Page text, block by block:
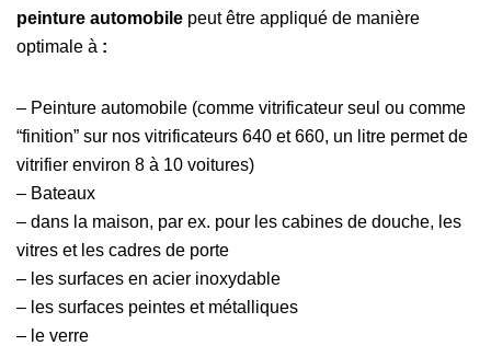
peinture automobile peut être appliqué de manière
optimale à :
– Peinture automobile (comme vitrificateur seul ou comme
“finition” sur nos vitrificateurs 640 et 660, un litre permet de
vitrifier environ 8 à 10 voitures)
– Bateaux
– dans la maison, par ex. pour les cabines de douche, les
vitres et les cadres de porte
– les surfaces en acier inoxydable
– les surfaces peintes et métalliques
– le verre